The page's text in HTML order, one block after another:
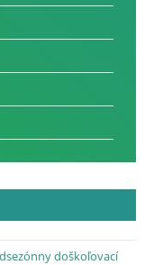
doškoľovací